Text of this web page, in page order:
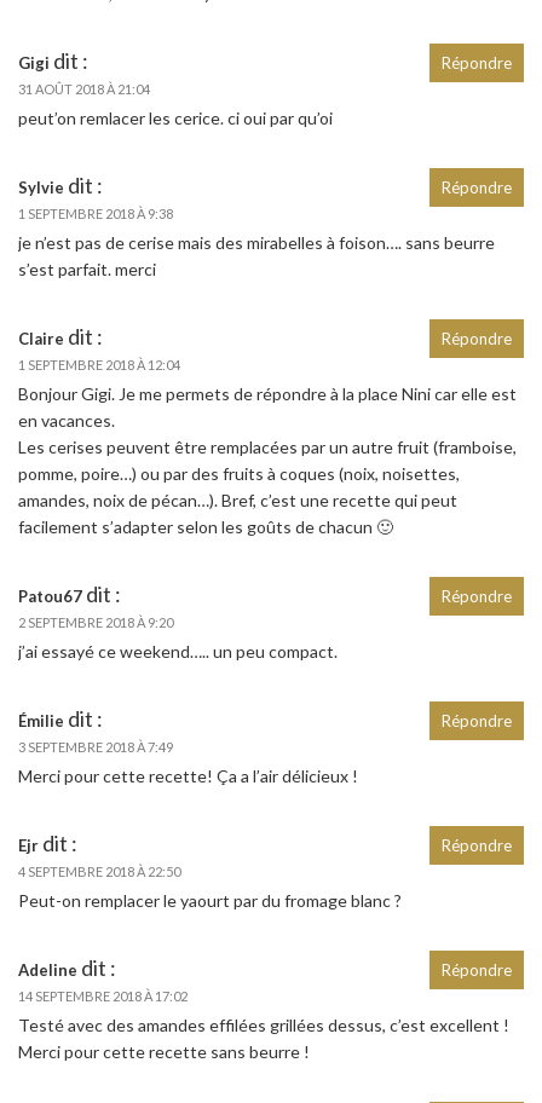
Gigi dit :
31 AOÛT 2018 À 21:04
peut’on remlacer les cerice. ci oui par qu’oi
Répondre
Sylvie dit :
1 SEPTEMBRE 2018 À 9:38
je n’est pas de cerise mais des mirabelles à foison…. sans beurre
s’est parfait. merci
Répondre
Claire dit :
1 SEPTEMBRE 2018 À 12:04
Bonjour Gigi. Je me permets de répondre à la place Nini car elle est
en vacances.
Les cerises peuvent être remplacées par un autre fruit (framboise,
pomme, poire…) ou par des fruits à coques (noix, noisettes,
amandes, noix de pécan…). Bref, c’est une recette qui peut
facilement s’adapter selon les goûts de chacun 🙂
Répondre
Patou67 dit :
2 SEPTEMBRE 2018 À 9:20
j’ai essayé ce weekend….. un peu compact.
Répondre
Émilie dit :
3 SEPTEMBRE 2018 À 7:49
Merci pour cette recette! Ça a l’air délicieux !
Répondre
Ejr dit :
4 SEPTEMBRE 2018 À 22:50
Peut-on remplacer le yaourt par du fromage blanc ?
Répondre
Adeline dit :
14 SEPTEMBRE 2018 À 17:02
Testé avec des amandes effilées grillées dessus, c’est excellent !
Merci pour cette recette sans beurre !
Répondre